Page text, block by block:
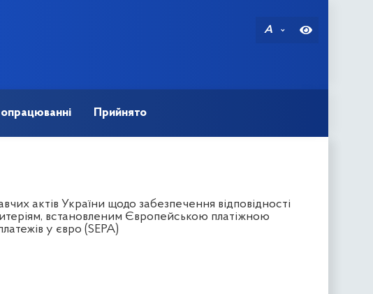
A
Прийнято
актів України щодо забезпечення відповідності
встановленим Європейською платіжною
у євро (SEPA)